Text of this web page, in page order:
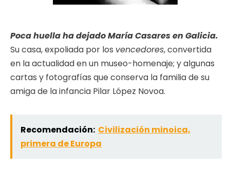
Poca huella ha dejado María Casares en Galicia.
Su casa, expoliada por los vencedores, convertida
en la actualidad en un museo-homenaje; y algunas
cartas y fotografías que conserva la familia de su
amiga de la infancia Pilar López Novoa.
Recomendación: Civilización minoica,
primera de Europa